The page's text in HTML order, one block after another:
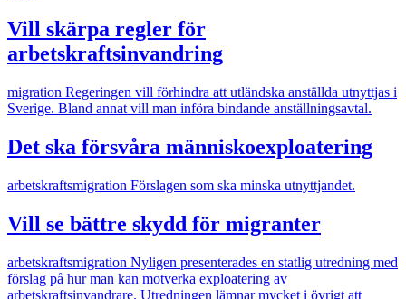
Vill skärpa regler för
arbetskraftsinvandring
migration Regeringen vill förhindra att utländska anställda utnyttjas i
Sverige. Bland annat vill man införa bindande anställningsavtal.
Det ska försvåra människoexploatering
arbetskraftsmigration Förslagen som ska minska utnyttjandet.
Vill se bättre skydd för migranter
arbetskraftsmigration Nyligen presenterades en statlig utredning med
förslag på hur man kan motverka exploatering av
arbetskraftsinvandrare. Utredningen lämnar mycket i övrigt att